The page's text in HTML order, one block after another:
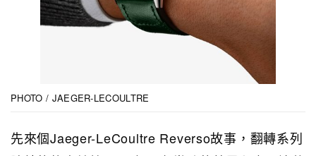
PHOTO / JAEGER-LECOULTRE
先來個Jaeger-LeCoultre Reverso故事，翻轉系列